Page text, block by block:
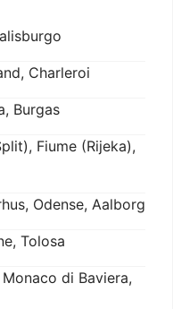
Charleroi
Burgas
Fiume (Rijeka),
Odense, Aalborg
Tolosa
di Baviera,